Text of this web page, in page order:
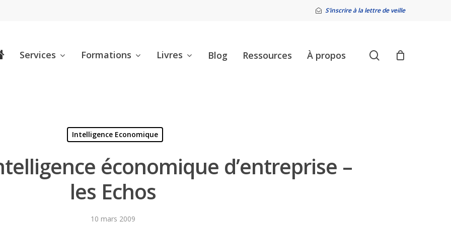
S’inscrire à la lettre de veille
Services Formations Livres Blog Ressources À propos search
Intelligence Economique
économique d’entreprise –
les Echos
10 mars 2009